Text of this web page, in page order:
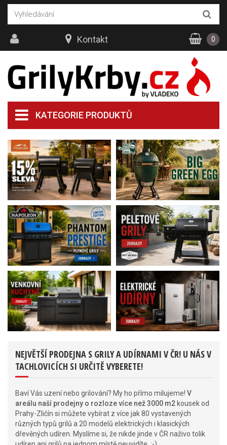
NEJVĚTŠÍ PRODEJNA S GRILY A UDÍRNAMI V ČR! U NÁS V
TACHLOVICÍCH SI URČITĚ VYBERETE!
Baví Vás uzení nebo grilování? My ho přímo milujeme! V
areálu naší prodejny o rozloze více než 3000 m2 kousek od
Prahy-Zličín si můžete vybírat z více jak 80 vystavených
různých typů grilů a 20 modelů elektrických i klasických
dřevěných udíren. Myslíme si, že nikde jinde v ČR naživo tolik
KATEGORIE PRODUKTŮ
Kontakt 0